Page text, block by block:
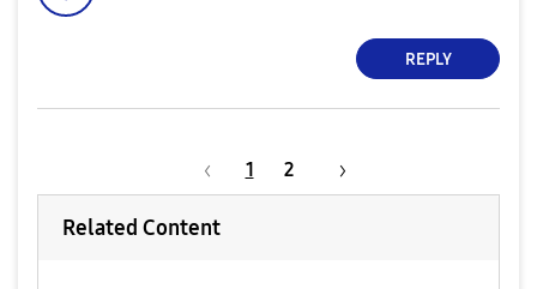
REPLY
1 2
Related Content